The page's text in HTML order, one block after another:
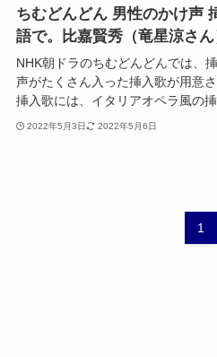
ちむどんどん 男性のかけ声
語で。比嘉賢秀（竜星涼さ
NHK朝ドラのちむどんどんでは、
声がたくさん入った挿入歌が用意
挿入歌には、イタリアオペラ風の
2022年5月3日 2022年5月6日
1